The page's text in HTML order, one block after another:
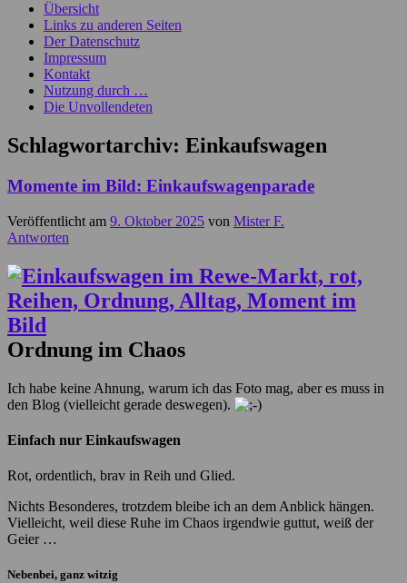
Übersicht
Links zu anderen Seiten
Der Datenschutz
Impressum
Kontakt
Nutzung durch …
Die Unvollendeten
Schlagwortarchiv: Einkaufswagen
Momente im Bild: Einkaufswagenparade
Veröffentlicht am 9. Oktober 2025 von Mister F.
Antworten
Ordnung im Chaos
Ich habe keine Ahnung, warum ich das Foto mag, aber es muss in
den Blog (vielleicht gerade deswegen).
Einfach nur Einkaufswagen
Rot, ordentlich, brav in Reih und Glied.
Nichts Besonderes, trotzdem bleibe ich an dem Anblick hängen.
Vielleicht, weil diese Ruhe im Chaos irgendwie guttut, weiß der
Geier …
Nebenbei, ganz witzig